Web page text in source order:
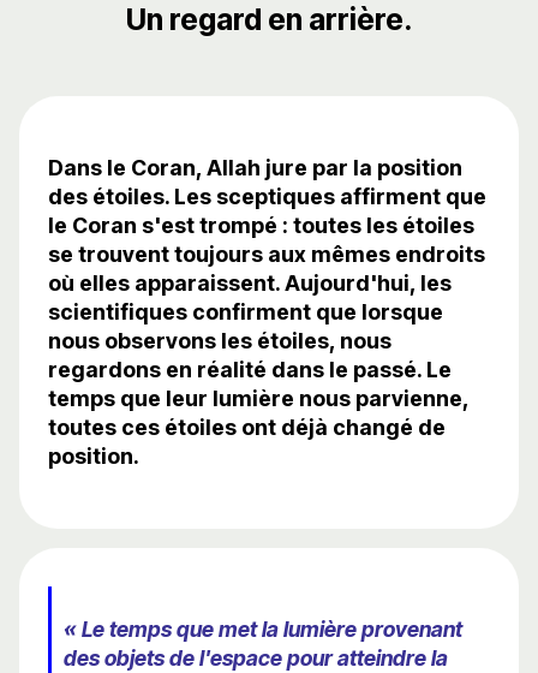
Un regard en arrière.
Dans le Coran, Allah jure par la position
des étoiles. Les sceptiques affirment que
le Coran s'est trompé : toutes les étoiles
se trouvent toujours aux mêmes endroits
où elles apparaissent. Aujourd'hui, les
scientifiques confirment que lorsque
nous observons les étoiles, nous
regardons en réalité dans le passé. Le
temps que leur lumière nous parvienne,
toutes ces étoiles ont déjà changé de
position.
« Le temps que met la lumière provenant
des objets de l'espace pour atteindre la